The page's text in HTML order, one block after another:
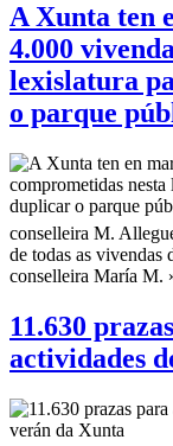
A Xunta ten
4.000
lexislatura
o parque
conselleira M.
de todas as
conselleira María M.
11.630
actividades